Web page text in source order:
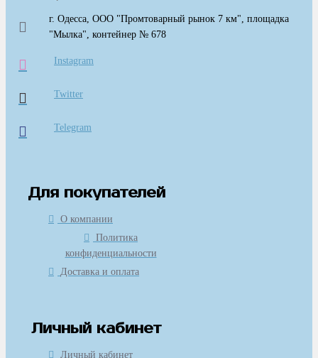
г. Одесса, ООО "Промтоварный рынок 7 км", площадка
"Мылка", контейнер № 678
Instagram
Twitter
Telegram
Для покупателей
О компании
Политика
конфиденциальности
Доставка и оплата
Личный кабинет
Личный кабинет